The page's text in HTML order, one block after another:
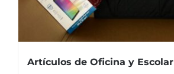
Artículos de Oficina y Escolar